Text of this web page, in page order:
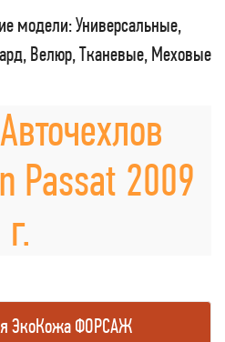
модели: Универсальные,
Велюр, Тканевые, Меховые
Passat 2009
г.
ЭкоКожа ФОРСАЖ